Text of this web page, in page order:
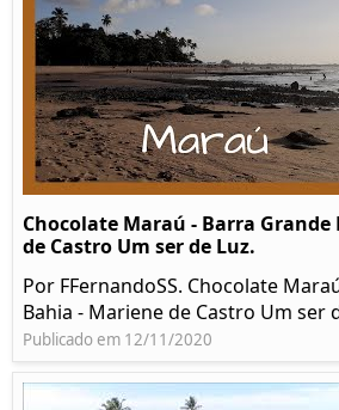
Chocolate Maraú - Barra Grande
de Castro Um ser de Luz.
Por FFernandoSS. Chocolate
Bahia - Mariene de Castro Um ser
Publicado em 12/11/2020